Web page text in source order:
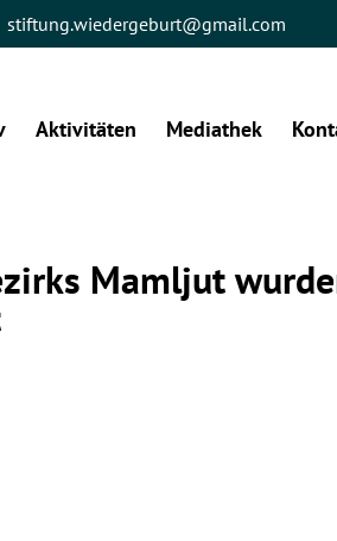
stiftung.wiedergeburt@gmail.com
Aktivitäten Mediathek
Mamljut